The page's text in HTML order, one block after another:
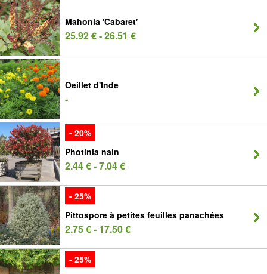
Mahonia 'Cabaret'
25.92 € - 26.51 €
Oeillet d'Inde
-
- 20%
Photinia nain
2.44 € - 7.04 €
- 25%
Pittospore à petites feuilles panachées
2.75 € - 17.50 €
- 25%